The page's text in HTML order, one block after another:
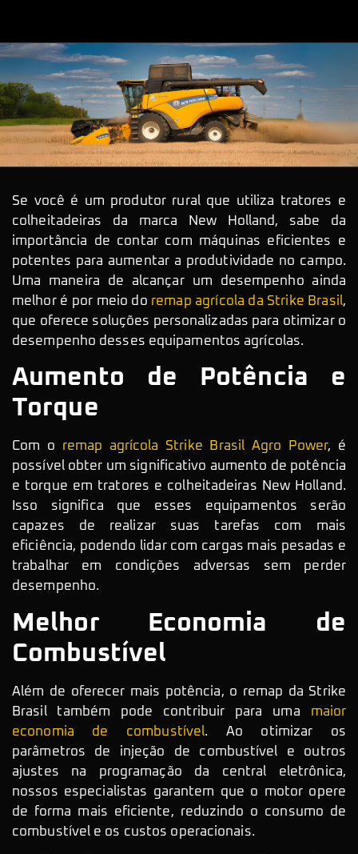
Se você é um produtor rural que utiliza tratores e
colheitadeiras da marca New Holland, sabe da
importância de contar com máquinas eficientes e
potentes para aumentar a produtividade no campo.
Uma maneira de alcançar um desempenho ainda
melhor é por meio do remap agrícola da Strike Brasil,
que oferece soluções personalizadas para otimizar o
desempenho desses equipamentos agrícolas.
Aumento de Potência e
Torque
Com o remap agrícola Strike Brasil Agro Power, é
possível obter um significativo aumento de potência
e torque em tratores e colheitadeiras New Holland.
Isso significa que esses equipamentos serão
capazes de realizar suas tarefas com mais
eficiência, podendo lidar com cargas mais pesadas e
trabalhar em condições adversas sem perder
desempenho.
Melhor Economia de
Combustível
Além de oferecer mais potência, o remap da Strike
Brasil também pode contribuir para uma maior
economia de combustível. Ao otimizar os
parâmetros de injeção de combustível e outros
ajustes na programação da central eletrônica,
nossos especialistas garantem que o motor opere
de forma mais eficiente, reduzindo o consumo de
combustível e os custos operacionais.